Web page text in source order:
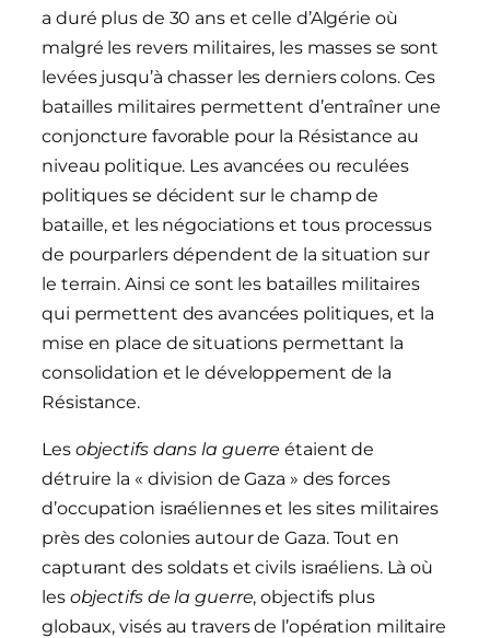
a duré plus de 30 ans et celle d’Algérie où
malgré les revers militaires, les masses se sont
levées jusqu’à chasser les derniers colons. Ces
batailles militaires permettent d’entraîner une
conjoncture favorable pour la Résistance au
niveau politique. Les avancées ou reculées
politiques se décident sur le champ de
bataille, et les négociations et tous processus
de pourparlers dépendent de la situation sur
le terrain. Ainsi ce sont les batailles militaires
qui permettent des avancées politiques, et la
mise en place de situations permettant la
consolidation et le développement de la
Résistance.
Les objectifs dans la guerre étaient de
détruire la « division de Gaza » des forces
d’occupation israéliennes et les sites militaires
près des colonies autour de Gaza. Tout en
capturant des soldats et civils israéliens. Là où
lesobjectifs de la guerre, objectifs plus
globaux, visés au travers de l’opération militaire